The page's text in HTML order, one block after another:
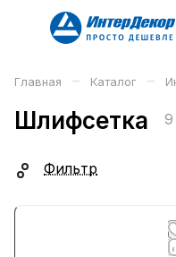
Главная – Каталог –
Шлифсетка 9
Фильтр